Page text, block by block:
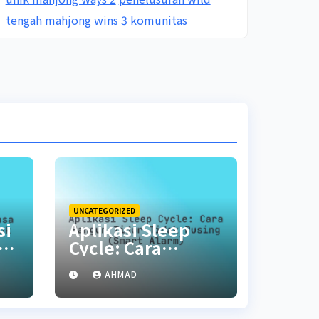
tengah mahjong wins 3 komunitas
UNCATEGORIZED
Aplikasi Sleep
Cycle: Cara
Bangun Tidur
Tidak Pusing
(Smart Alarm)
AHMAD